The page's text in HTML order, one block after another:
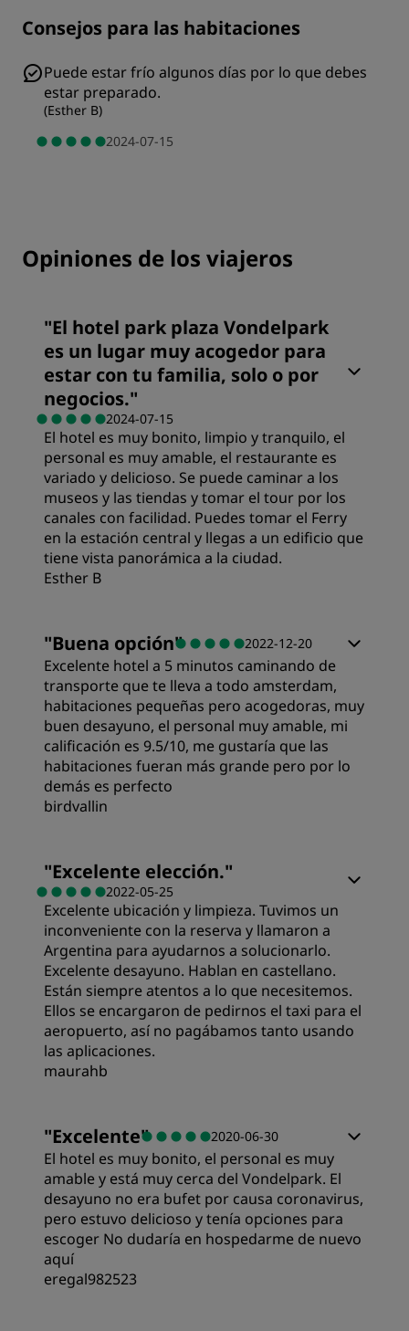
Consejos para las habitaciones
Puede estar frío algunos días por lo que debes
estar preparado.
(Esther B)
2024-07-15
Opiniones de los viajeros
"El hotel park plaza Vondelpark
es un lugar muy acogedor para
estar con tu familia, solo o por
negocios."
2024-07-15
El hotel es muy bonito, limpio y tranquilo, el
personal es muy amable, el restaurante es
variado y delicioso. Se puede caminar a los
museos y las tiendas y tomar el tour por los
canales con facilidad. Puedes tomar el Ferry
en la estación central y llegas a un edificio que
tiene vista panorámica a la ciudad.
Esther B
"Buena opción" 2022-12-20
Excelente hotel a 5 minutos caminando de
transporte que te lleva a todo amsterdam,
habitaciones pequeñas pero acogedoras, muy
buen desayuno, el personal muy amable, mi
calificación es 9.5/10, me gustaría que las
habitaciones fueran más grande pero por lo
demás es perfecto
birdvallin
Calidad/precio
Calidad del sueño
Ubicación
Limpieza
Servicio
"Excelente elección."
2022-05-25
Excelente ubicación y limpieza. Tuvimos un
inconveniente con la reserva y llamaron a
Argentina para ayudarnos a solucionarlo.
Excelente desayuno. Hablan en castellano.
Están siempre atentos a lo que necesitemos.
Ellos se encargaron de pedirnos el taxi para el
aeropuerto, así no pagábamos tanto usando
las aplicaciones.
maurahb
"Excelente" 2020-06-30
El hotel es muy bonito, el personal es muy
amable y está muy cerca del Vondelpark. El
desayuno no era bufet por causa coronavirus,
pero estuvo delicioso y tenía opciones para
escoger No dudaría en hospedarme de nuevo
aquí
eregal982523